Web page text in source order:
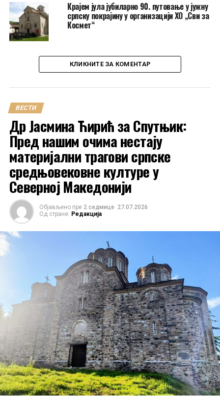
Крајем јула јубиларно 90. путовање у јужну
српску покрајину у организацији ХО „Сви за
Космет“
КЛИКНИТЕ ЗА КОМЕНТАР
ВЕСТИ
Др Јасмина Ћирић за Спутњик:
Пред нашим очима нестају
материјални трагови српске
средњовековне културе у
Северној Македонији
Објављено пре 2 седмице 27.07.2026
Од стране: Редакција